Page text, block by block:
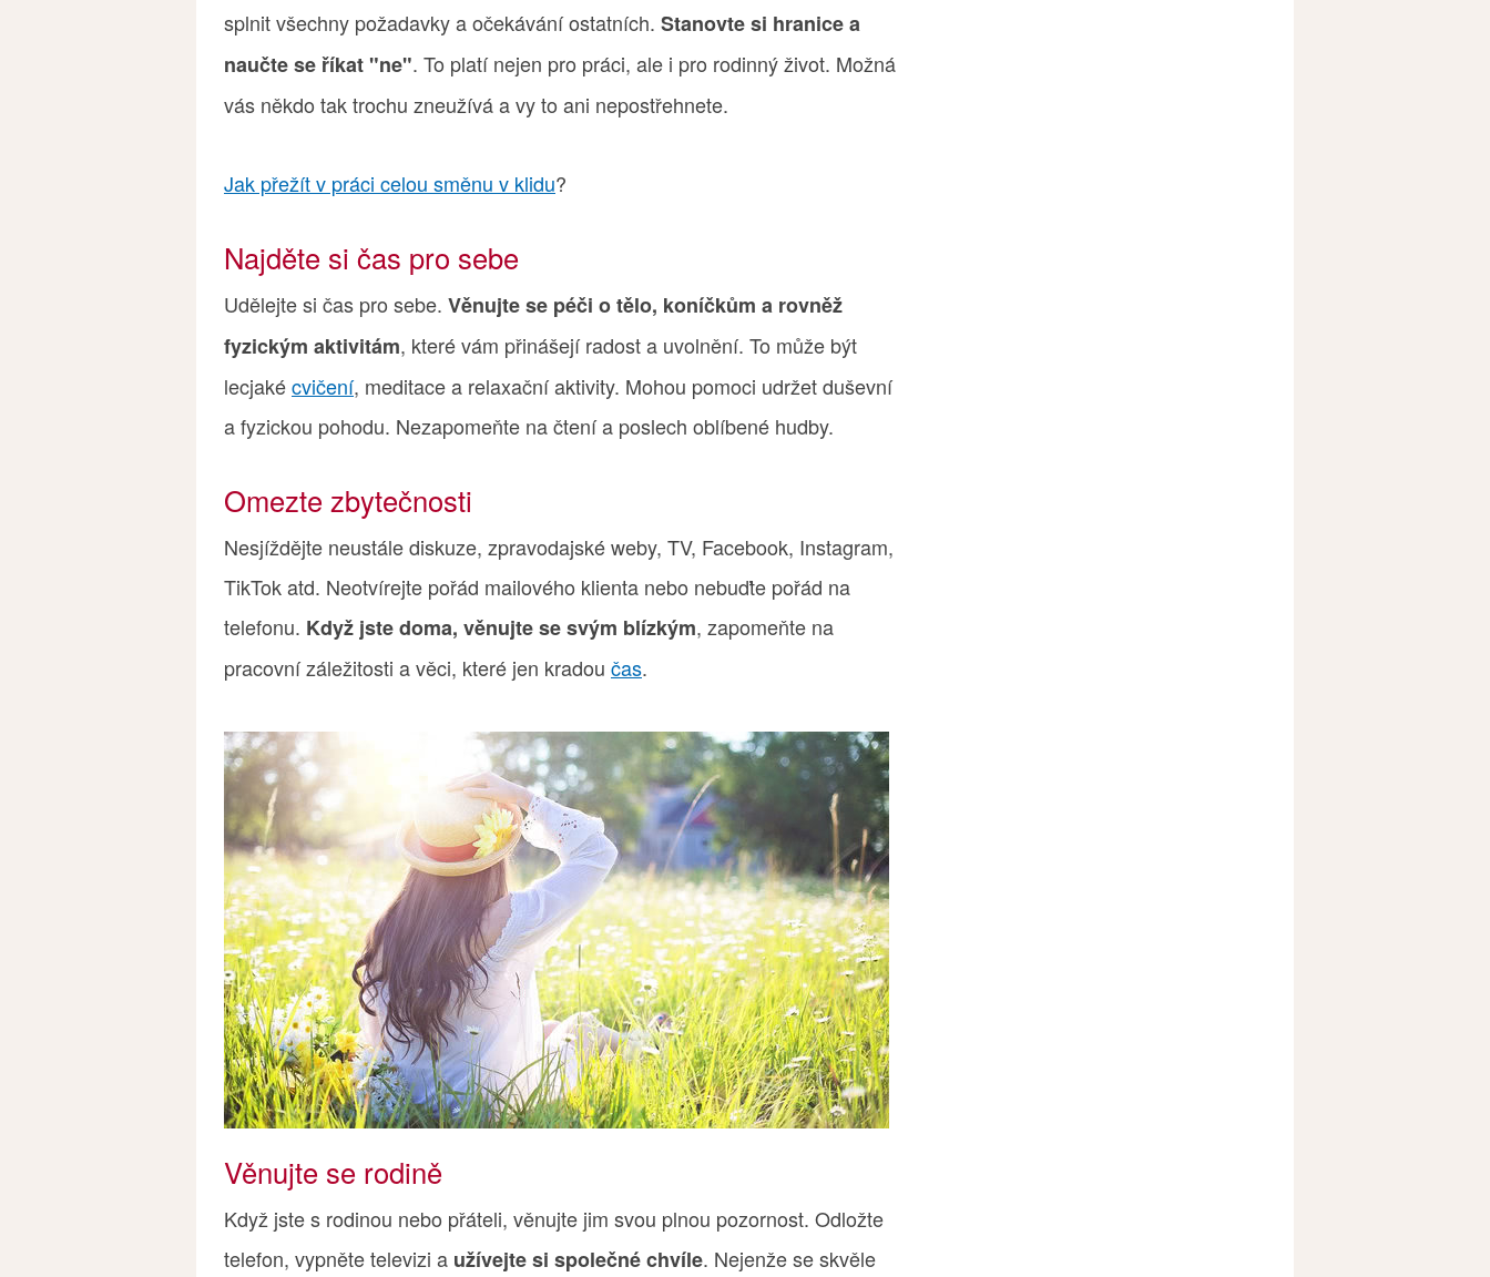
splnit všechny požadavky a očekávání ostatních. Stanovte si hranice a
naučte se říkat "ne". To platí nejen pro práci, ale i pro rodinný život. Možná
vás někdo tak trochu zneužívá a vy to ani nepostřehnete.
Jak přežít v práci celou směnu v klidu?
Najděte si čas pro sebe
Udělejte si čas pro sebe. Věnujte se péči o tělo, koníčkům a rovněž
fyzickým aktivitám, které vám přinášejí radost a uvolnění. To může být
lecjakécvičení, meditace a relaxační aktivity. Mohou pomoci udržet duševní
a fyzickou pohodu. Nezapomeňte na čtení a poslech oblíbené hudby.
Omezte zbytečnosti
Nesjíždějte neustále diskuze, zpravodajské weby, TV, Facebook, Instagram,
TikTok atd. Neotvírejte pořád mailového klienta nebo nebuďte pořád na
telefonu. Když jste doma, věnujte se svým blízkým, zapomeňte na
pracovní záležitosti a věci, které jen kradou čas.
Věnujte se rodině
Když jste s rodinou nebo přáteli, věnujte jim svou plnou pozornost. Odložte
telefon, vypněte televizi a užívejte si společné chvíle. Nejenže se skvěle